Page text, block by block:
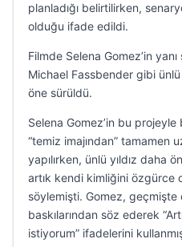
planladığı belirtilirken,
olduğu ifade edildi.
Filmde Selena Gomez’in
Michael Fassbender gibi
öne sürüldü.
Selena Gomez’in bu
“temiz imajından” tamamen
yapılırken, ünlü yıldız daha
artık kendi kimliğini özgürce
söylemişti. Gomez, geçmişte
baskılarından söz ederek
istiyorum” ifadelerini